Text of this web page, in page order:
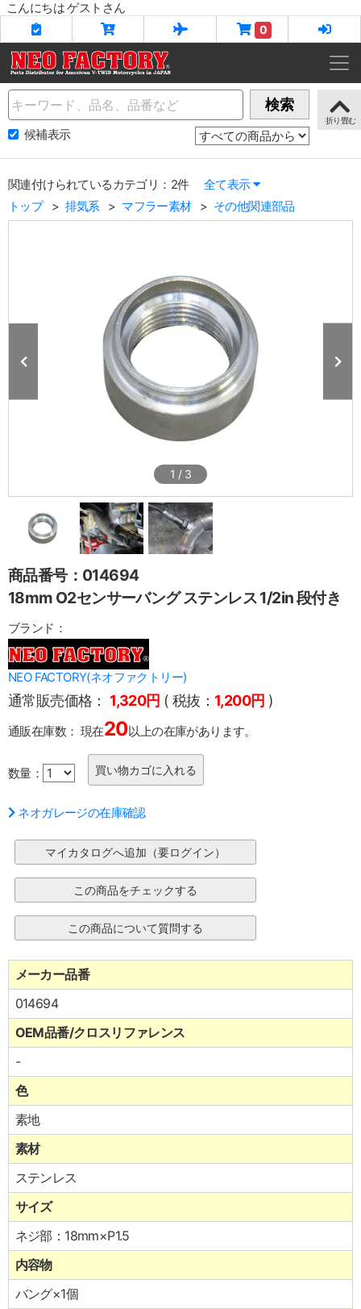
こんにちは ゲストさん
0
Name 検索
候補表示
関連付けられているカテゴリ：2件
全て表示
トップ
排気系 マフラー素材 その他関連部品
1 / 3
商品番号：014694
18mm O2センサーバング ステンレス 1/2in 段付き
ブランド：
NEO FACTORY(ネオファクトリー)
通常販売価格： 1,320円 ( 税抜： 1,200円 )
通販在庫数： 現在20以上の在庫があります。
数量：
ネオガレージの在庫確認
メーカー品番
014694
OEM品番/クロスリファレンス
-
色
素地
素材
ステンレス
サイズ
ネジ部：18mm×P1.5
内容物
バング×1個